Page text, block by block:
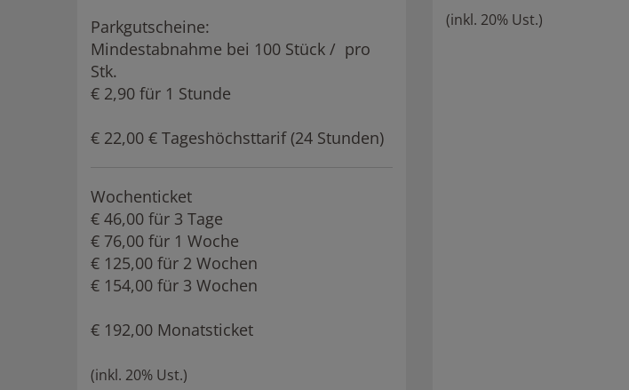
Parkgutscheine:
Mindestabnahme bei 100 Stück / pro
Stk.
€ 2,90 für 1 Stunde
€ 22,00 € Tageshöchsttarif (24 Stunden)
Wochenticket
€ 46,00 für 3 Tage
€ 76,00 für 1 Woche
€ 125,00 für 2 Wochen
€ 154,00 für 3 Wochen
€ 192,00 Monatsticket
(inkl. 20% Ust.)
(inkl. 20% Ust.)